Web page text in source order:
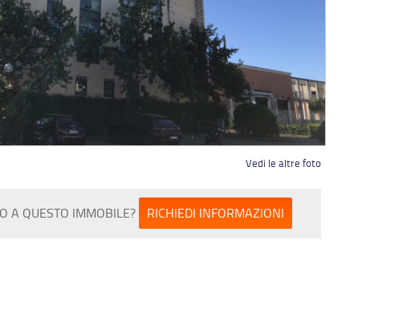
Vedi le altre foto
A QUESTO IMMOBILE? RICHIEDI INFORMAZIONI